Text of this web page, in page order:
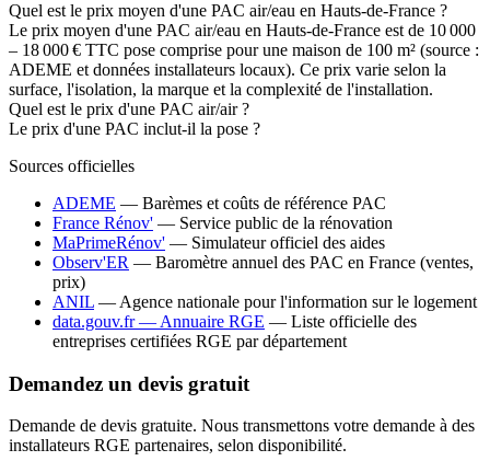
Quel est le prix moyen d'une PAC air/eau en Hauts-de-France ?
Le prix moyen d'une PAC air/eau en Hauts-de-France est de 10 000
– 18 000 € TTC pose comprise pour une maison de 100 m² (source :
ADEME et données installateurs locaux). Ce prix varie selon la
surface, l'isolation, la marque et la complexité de l'installation.
Quel est le prix d'une PAC air/air ?
Le prix d'une PAC inclut-il la pose ?
Sources officielles
ADEME — Barèmes et coûts de référence PAC
France Rénov' — Service public de la rénovation
MaPrimeRénov' — Simulateur officiel des aides
Observ'ER — Baromètre annuel des PAC en France (ventes,
prix)
ANIL — Agence nationale pour l'information sur le logement
data.gouv.fr — Annuaire RGE — Liste officielle des
entreprises certifiées RGE par département
Demandez un devis gratuit
Demande de devis gratuite. Nous transmettons votre demande à des
installateurs RGE partenaires, selon disponibilité.